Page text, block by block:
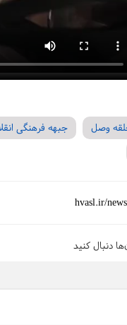
وصل جبهه فرهنگی
hvasl.ir/
دنبال کنید